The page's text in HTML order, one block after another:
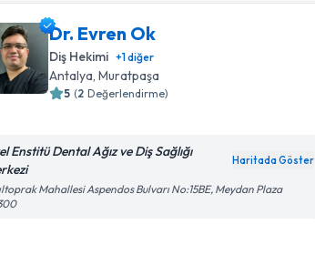
Dr. Evren Ok
Diş Hekimi +1diğer
Antalya, Muratpaşa
5 (2 Değerlendirme)
Enstitü Dental Ağız ve Diş Sağlığı
Haritada Göster
Mahallesi Aspendos Bulvarı No:15BE, Meydan Plaza